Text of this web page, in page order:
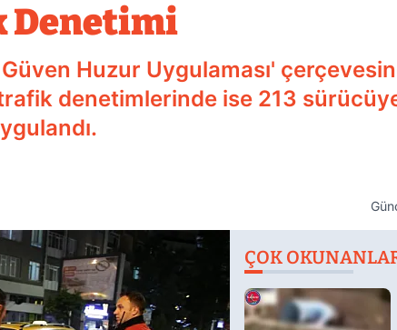
Denetimi
Huzur Uygulaması'
denetimlerinde ise 213
ÇOK